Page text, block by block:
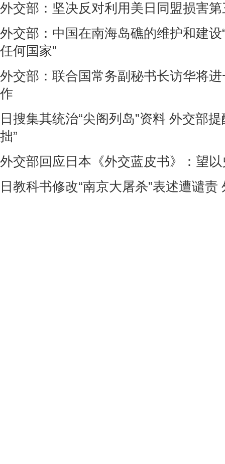
外交部：坚决反对利用美日同盟损害
外交部：中国在南海岛礁的维护和建
任何国家”
外交部：联合国常务副秘书长访华将
作
日搜集其统治“尖阁列岛”资料 外交部
拙”
外交部回应日本《外交蓝皮书》：望
日教科书修改“南京大屠杀”表述遭谴责